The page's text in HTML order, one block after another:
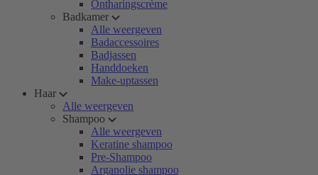
Ontharingscrème
Badkamer
Alle weergeven
Badaccessoires
Badjassen
Handdoeken
Make-uptassen
Haar
Alle weergeven
Shampoo
Alle weergeven
Keratine shampoo
Pre-Shampoo
Arganolie shampoo